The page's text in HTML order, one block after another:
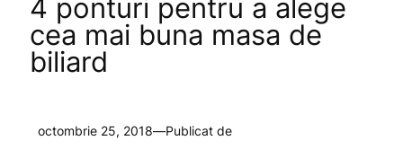
4 ponturi pentru a alege
cea mai buna masa de
biliard
octombrie 25, 2018—Publicat de